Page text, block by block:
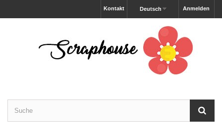
Anmelden
Deutsch
Kontakt